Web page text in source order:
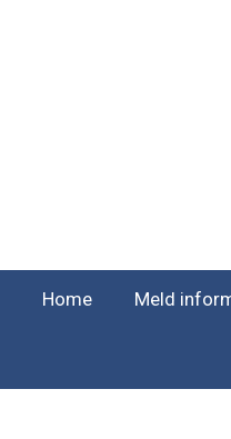
Home Meld